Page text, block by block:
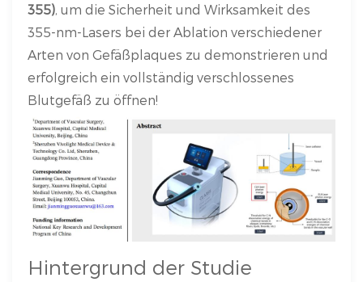
355) , um die Sicherheit und Wirksamkeit des
355-nm-Lasers bei der Ablation verschiedener
Arten von Gefäßplaques zu demonstrieren und
erfolgreich ein vollständig verschlossenes
Blutgefäß zu öffnen!
Hintergrund der Studie